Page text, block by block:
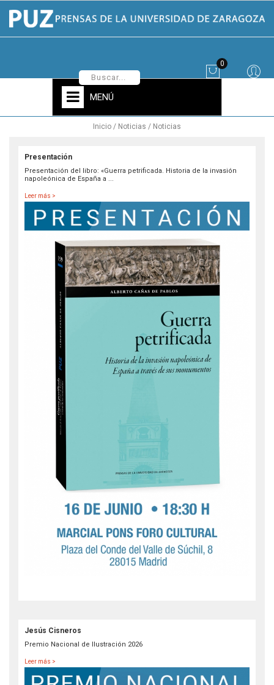
0
MENÚ
Inicio Noticias Noticias
Presentación
Presentación del libro: «Guerra petrificada. Historia de la invasión
napoleónica de España a ...
Leer más >
Jesús Cisneros
Premio Nacional de Ilustración 2026
Leer más >